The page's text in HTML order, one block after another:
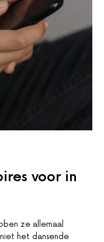
voor in
ze allemaal
het dansende